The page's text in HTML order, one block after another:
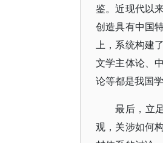
鉴。近现代以
创造具有中国
上，系统构建
文学主体论、
论等都是我国
最后，立
观，关涉如何